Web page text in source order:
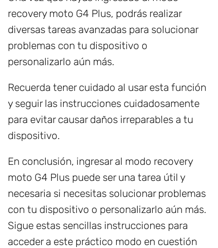
recovery moto G4 Plus, podrás realizar
diversas tareas avanzadas para solucionar
problemas con tu dispositivo o
personalizarlo aún más.
Recuerda tener cuidado al usar esta función
y seguir las instrucciones cuidadosamente
para evitar causar daños irreparables a tu
dispositivo.
En conclusión, ingresar al modo recovery
moto G4 Plus puede ser una tarea útil y
necesaria si necesitas solucionar problemas
con tu dispositivo o personalizarlo aún más.
Sigue estas sencillas instrucciones para
acceder a este práctico modo en cuestión